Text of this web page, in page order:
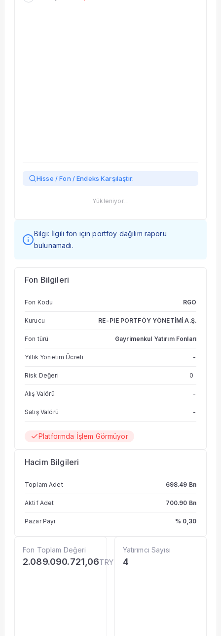
Hisse / Fon / Endeks Karşılaştır:
Yükleniyor…
Bilgi: İlgili fon için portföy dağılım raporu
bulunamadı.
Fon Bilgileri
Fon Kodu RGO
Kurucu RE-PIE PORTFÖY YÖNETİMİ A.Ş.
Fon türü Gayrimenkul Yatırım Fonları
Yıllık Yönetim Ücreti -
Risk Değeri 0
Alış Valörü -
Satış Valörü -
Platformda İşlem Görmüyor
Hacim Bilgileri
Toplam Adet 698.49 Bn
Aktif Adet 700.90 Bn
Pazar Payı % 0,30
Fon Toplam Değeri
2.089.090.721,06TRY
Yatırımcı Sayısı
4